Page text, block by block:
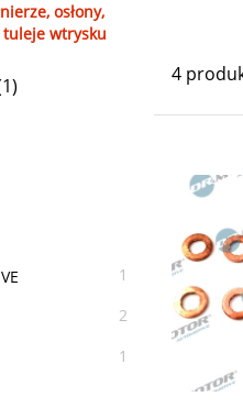
osłony,
tuleje wtrysku
1
2
1
4